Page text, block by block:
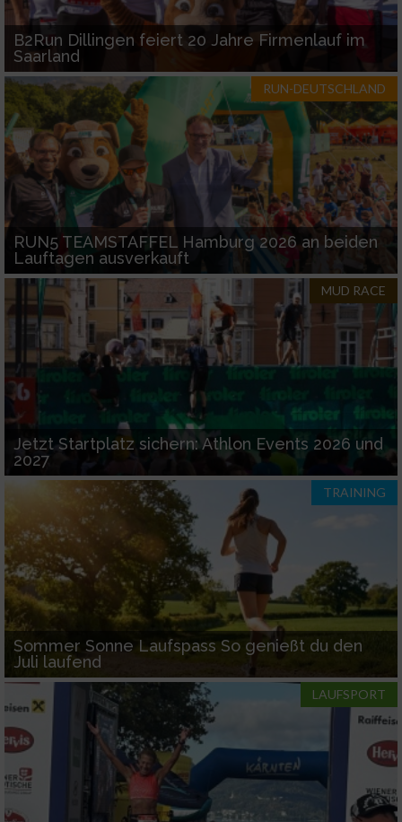
B2Run Dillingen feiert 20 Jahre Firmenlauf im
Saarland
RUN-DEUTSCHLAND
RUN5 TEAMSTAFFEL Hamburg 2026 an beiden
Lauftagen ausverkauft
MUD RACE
Jetzt Startplatz sichern: Athlon Events 2026 und
2027
TRAINING
Sommer Sonne Laufspass So genießt du den
Juli laufend
LAUFSPORT